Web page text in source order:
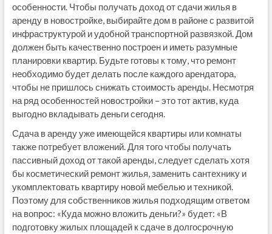
особенности. Чтобы получать доход от сдачи жилья в
аренду в новостройке, выбирайте дом в районе с развитой
инфраструктурой и удобной транспортной развязкой. Дом
должен быть качественно построен и иметь разумные
планировки квартир. Будьте готовы к тому, что ремонт
необходимо будет делать после каждого арендатора,
чтобы не пришлось снижать стоимость аренды. Несмотря
на ряд особенностей новостройки – это тот актив, куда
выгодно вкладывать деньги сегодня.
Сдача в аренду уже имеющейся квартиры или комнаты
также потребует вложений. Для того чтобы получать
пассивный доход от такой аренды, следует сделать хотя
бы косметический ремонт жилья, заменить сантехнику и
укомплектовать квартиру новой мебелью и техникой.
Поэтому для собственников жилья подходящим ответом
на вопрос: «Куда можно вложить деньги?» будет: «В
подготовку жилых площадей к сдаче в долгосрочную